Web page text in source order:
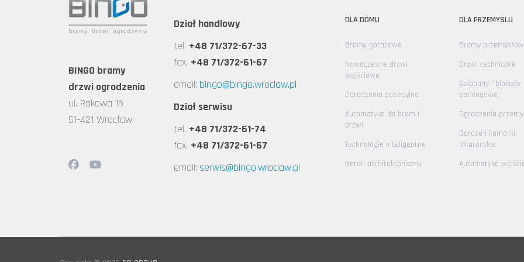
BINGO bramy
drzwi ogrodzenia
ul. Rakowa 16
51-421 Wrocław
Dział handlowy
tel. +48 71/372-67-33
fax. +48 71/372-61-67
email: bingo@bingo.wroclaw.pl
Dział serwisu
tel. +48 71/372-61-74
fax. +48 71/372-61-67
email: serwis@bingo.wroclaw.pl
DLA DOMU
Bramy garażowe
Nowoczesne drzwi
wejściowe
Ogrodzenia posesyjne
Automatyka do bram i
drzwi
Technologie inteligentne
Beton architektoniczny
DLA PRZEMYSLU
Bramy
Drzwi techniczne
Szlabany i blokady
parkingowe
Ogrodzenia
Garaże i komórki
lokatorskie
Automatyka